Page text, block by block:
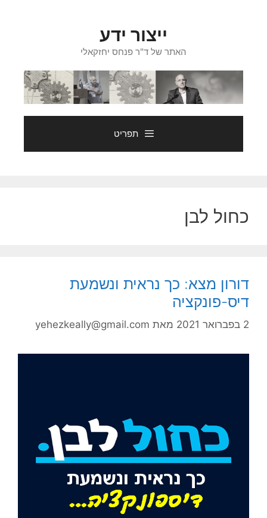
ייצור ידע
האתר של ד"ר פנחס יחזקאלי
תפריט
כחול לבן
דורון מצא: כך נראית ונשמעת
דיס-פונקציה
2 בפברואר 2021 מאת yehezkeally@gmail.com